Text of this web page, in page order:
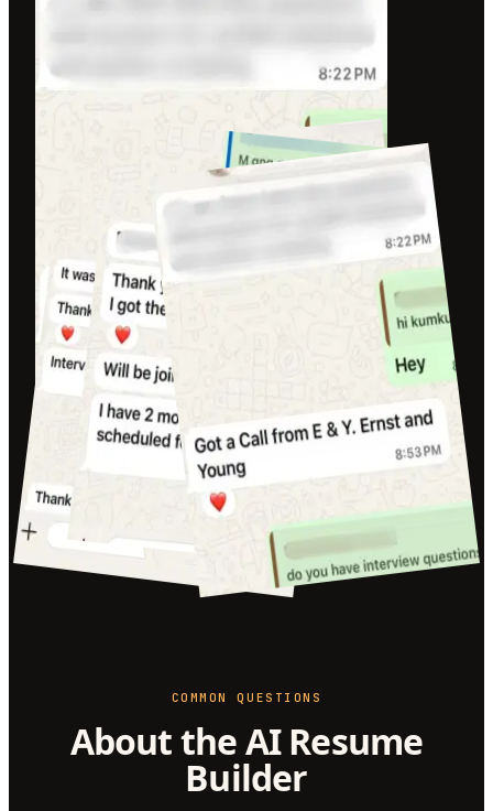
COMMON QUESTIONS
About the AI Resume
Builder